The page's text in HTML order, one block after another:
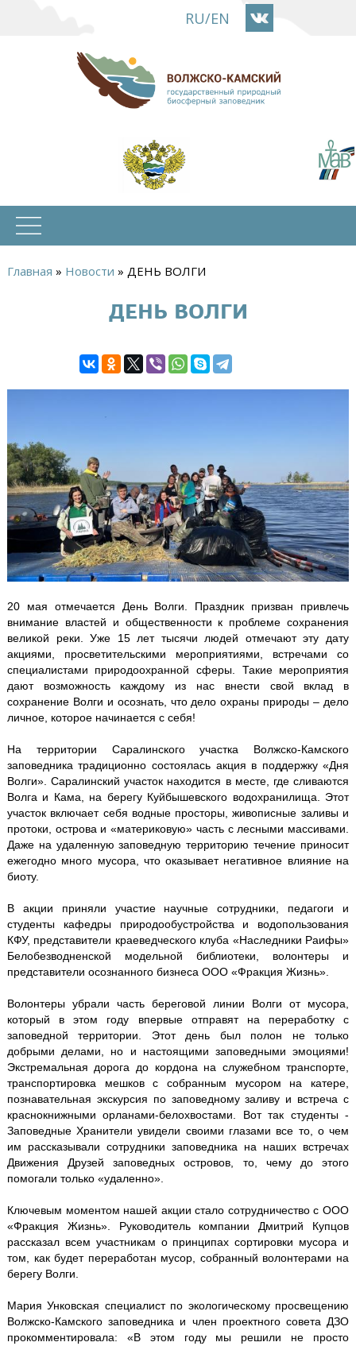
основному
содержанию
RU/EN
Главная » Новости » ДЕНЬ ВОЛГИ
ДЕНЬ ВОЛГИ
20 мая отмечается День Волги. Праздник призван привлечь
внимание властей и общественности к проблеме сохранения
великой реки. Уже 15 лет тысячи людей отмечают эту дату
акциями, просветительскими мероприятиями, встречами со
специалистами природоохранной сферы. Такие мероприятия
дают возможность каждому из нас внести свой вклад в
сохранение Волги и осознать, что дело охраны природы – дело
личное, которое начинается с себя!
На территории Саралинского участка Волжско-Камского
заповедника традиционно состоялась акция в поддержку «Дня
Волги». Саралинский участок находится в месте, где сливаются
Волга и Кама, на берегу Куйбышевского водохранилища. Этот
участок включает себя водные просторы, живописные заливы и
протоки, острова и «материковую» часть с лесными массивами.
Даже на удаленную заповедную территорию течение приносит
ежегодно много мусора, что оказывает негативное влияние на
биоту.
В акции приняли участие научные сотрудники, педагоги и
студенты кафедры природообустройства и водопользования
КФУ, представители краеведческого клуба «Наследники Раифы»
Белобезводненской модельной библиотеки, волонтеры и
представители осознанного бизнеса ООО «Фракция Жизнь».
Волонтеры убрали часть береговой линии Волги от мусора,
который в этом году впервые отправят на переработку с
заповедной территории. Этот день был полон не только
добрыми делами, но и настоящими заповедными эмоциями!
Экстремальная дорога до кордона на служебном транспорте,
транспортировка мешков с собранным мусором на катере,
познавательная экскурсия по заповедному заливу и встреча с
краснокнижными орланами-белохвостами. Вот так студенты -
Заповедные Хранители увидели своими глазами все то, о чем
им рассказывали сотрудники заповедника на наших встречах
Движения Друзей заповедных островов, то, чему до этого
помогали только «удаленно».
Ключевым моментом нашей акции стало сотрудничество с ООО
«Фракция Жизнь». Руководитель компании Дмитрий Купцов
рассказал всем участникам о принципах сортировки мусора и
том, как будет переработан мусор, собранный волонтерами на
берегу Волги.
Мария Унковская специалист по экологическому просвещению
Волжско-Камского заповедника и член проектного совета ДЗО
прокомментировала: «В этом году мы решили не просто